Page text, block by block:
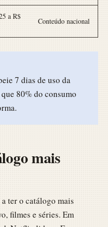
a R$
Conteúdo nacional
7 dias de uso da
80% do consumo
mais
ter o catálogo mais
filmes e séries. Em